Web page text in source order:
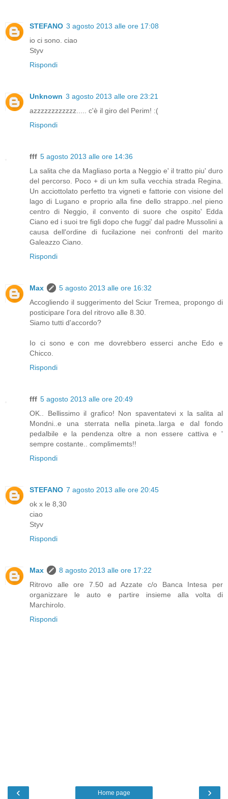
STEFANO 3 agosto 2013 alle ore 17:08
io ci sono. ciao
Styv
Rispondi
Unknown 3 agosto 2013 alle ore 23:21
azzzzzzzzzzzz..... c'è il giro del Perim! :(
Rispondi
fff 5 agosto 2013 alle ore 14:36
La salita che da Magliaso porta a Neggio e' il tratto piu' duro
del percorso. Poco + di un km sulla vecchia strada Regina.
Un acciottolato perfetto tra vigneti e fattorie con visione del
lago di Lugano e proprio alla fine dello strappo..nel pieno
centro di Neggio, il convento di suore che ospito' Edda
Ciano ed i suoi tre figli dopo che fuggi' dal padre Mussolini a
causa dell'ordine di fucilazione nei confronti del marito
Galeazzo Ciano.
Rispondi
Max
5 agosto 2013 alle ore 16:32
Accogliendo il suggerimento del Sciur Tremea, propongo di
posticipare l'ora del ritrovo alle 8.30.
Siamo tutti d'accordo?
Io ci sono e con me dovrebbero esserci anche Edo e
Chicco.
Rispondi
fff 5 agosto 2013 alle ore 20:49
OK.. Bellissimo il grafico! Non spaventatevi x la salita al
Mondni..e una sterrata nella pineta..larga e dal fondo
pedalbile e la pendenza oltre a non essere cattiva e '
sempre costante.. complimemts!!
Rispondi
STEFANO 7 agosto 2013 alle ore 20:45
ok x le 8,30
ciao
Styv
Rispondi
Max
8 agosto 2013 alle ore 17:22
Ritrovo alle ore 7.50 ad Azzate c/o Banca Intesa per
organizzare le auto e partire insieme alla volta di
Marchirolo.
Rispondi
‹ ›
Home page